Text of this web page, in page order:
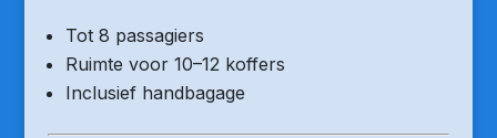
Tot 8 passagiers
Ruimte voor 10–12 koffers
Inclusief handbagage